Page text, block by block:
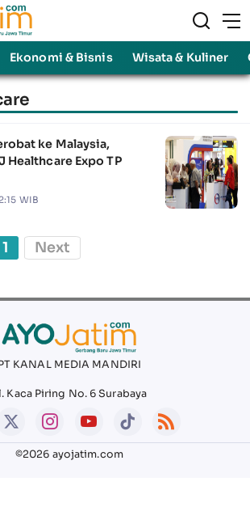
Ekonomi & Bisnis Wisata & Kuliner
ke Malaysia,
Healthcare Expo TP
WIB
1 Next
KANAL MEDIA MANDIRI
Kaca Piring No. 6 Surabaya
©2026 ayojatim.com